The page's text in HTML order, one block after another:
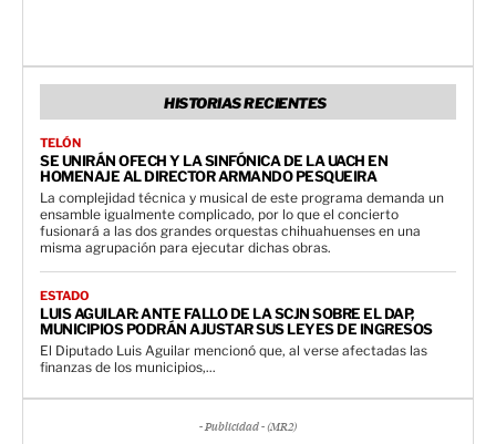
HISTORIAS RECIENTES
TELÓN
SE UNIRÁN OFECH Y LA SINFÓNICA DE LA UACH EN
HOMENAJE AL DIRECTOR ARMANDO PESQUEIRA
La complejidad técnica y musical de este programa demanda un
ensamble igualmente complicado, por lo que el concierto
fusionará a las dos grandes orquestas chihuahuenses en una
misma agrupación para ejecutar dichas obras.
ESTADO
LUIS AGUILAR: ANTE FALLO DE LA SCJN SOBRE EL DAP,
MUNICIPIOS PODRÁN AJUSTAR SUS LEYES DE INGRESOS
El Diputado Luis Aguilar mencionó que, al verse afectadas las
finanzas de los municipios,...
- Publicidad - (MR2)